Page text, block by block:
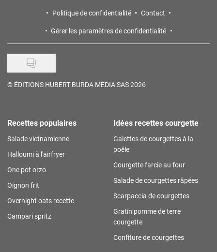
Politique de confidentialité
Contact
Gérer les paramètres de confidentialité
© ÉDITIONS HUBERT BURDA MÉDIA SAS 2026
Recettes populaires
Salade vietnamienne
Halloumi à l'airfryer
One pot orzo
Oignon frit
Overnight oats recette
Campari spritz
Idées recettes courgette
Galettes de courgettes à la
poêle
Courgette farcie au four
Salade de courgettes râpées
Scarpaccia de courgettes
Gratin pomme de terre
courgette
Confiture de courgettes